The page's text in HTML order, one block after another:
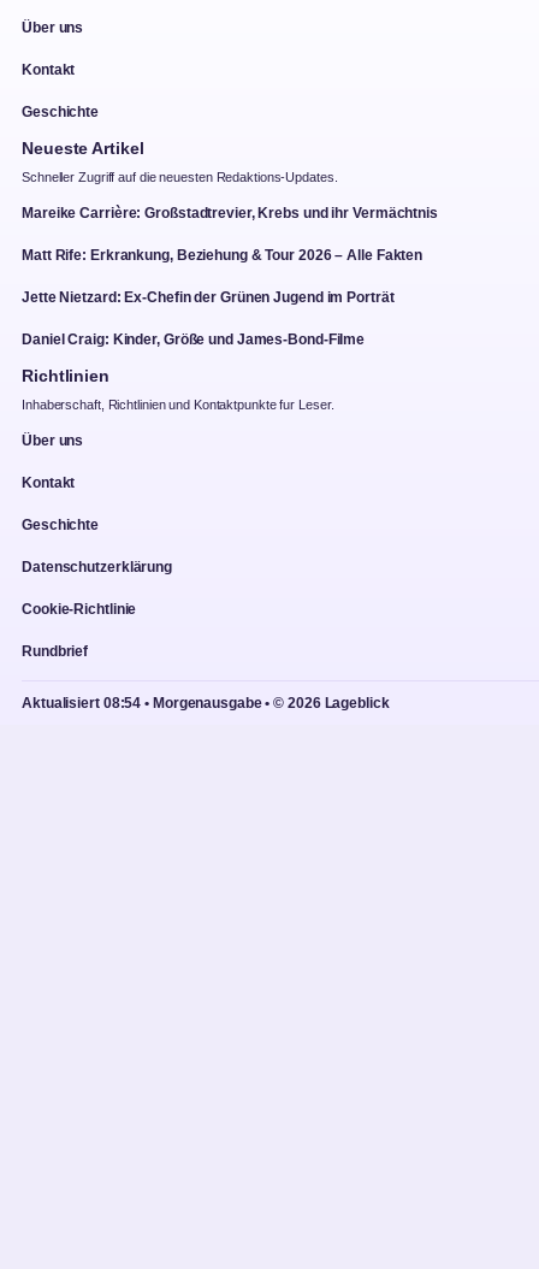
Über uns
Kontakt
Geschichte
Neueste Artikel
Schneller Zugriff auf die neuesten Redaktions-Updates.
Mareike Carrière: Großstadtrevier, Krebs und ihr Vermächtnis
Matt Rife: Erkrankung, Beziehung & Tour 2026 – Alle Fakten
Jette Nietzard: Ex-Chefin der Grünen Jugend im Porträt
Daniel Craig: Kinder, Größe und James-Bond-Filme
Richtlinien
Inhaberschaft, Richtlinien und Kontaktpunkte fur Leser.
Über uns
Kontakt
Geschichte
Datenschutzerklärung
Cookie-Richtlinie
Rundbrief
Aktualisiert 08:54 • Morgenausgabe • © 2026 Lageblick